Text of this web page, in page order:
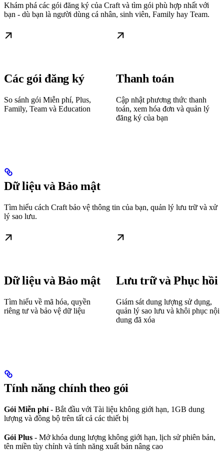
Khám phá các gói đăng ký của Craft và tìm gói phù hợp nhất với
bạn - dù bạn là người dùng cá nhân, sinh viên, Family hay Team.
Các gói đăng ký
So sánh gói Miễn phí, Plus,
Family, Team và Education
Thanh toán
Cập nhật phương thức thanh
toán, xem hóa đơn và quản lý
đăng ký của bạn
Dữ liệu và Bảo mật
Tìm hiểu cách Craft bảo vệ thông tin của bạn, quản lý lưu trữ và xử
lý sao lưu.
Dữ liệu và Bảo mật
Tìm hiểu về mã hóa, quyền
riêng tư và bảo vệ dữ liệu
Lưu trữ và Phục hồi
Giám sát dung lượng sử dụng,
quản lý sao lưu và khôi phục nội
dung đã xóa
Tính năng chính theo gói
Gói Miễn phí- Bắt đầu với Tài liệu không giới hạn, 1GB dung
lượng và đồng bộ trên tất cả các thiết bị
Gói Plus - Mở khóa dung lượng không giới hạn, lịch sử phiên bản,
tên miền tùy chỉnh và tính năng xuất bản nâng cao